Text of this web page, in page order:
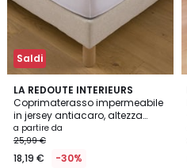
Saldi
LA REDOUTE INTERIEURS
Coprimaterasso impermeabile
in jersey antiacaro, altezza
massima 25 cm
a partire da
25,99 €
18,19 € -30%
4,2
/ 5